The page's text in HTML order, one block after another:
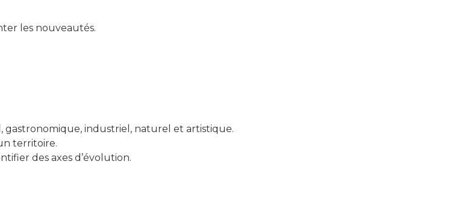
les nouveautés.
industriel, naturel et artistique.
territoire.
des axes d’évolution.